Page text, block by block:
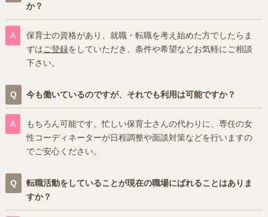
か？
保育士の資格があり、就職・転職を考え始めた方でしたらま
ずはご登録をしていただき、条件や希望などお気軽にご相談
下さい。
今も働いているのですが、それでも利用は可能ですか？
もちろん可能です。忙しい保育士さんの代わりに、専任の女
性コーディネーターが日程調整や面談対策などを行いますの
でご安心ください。
転職活動をしていることが現在の職場にばれることはありま
すか？